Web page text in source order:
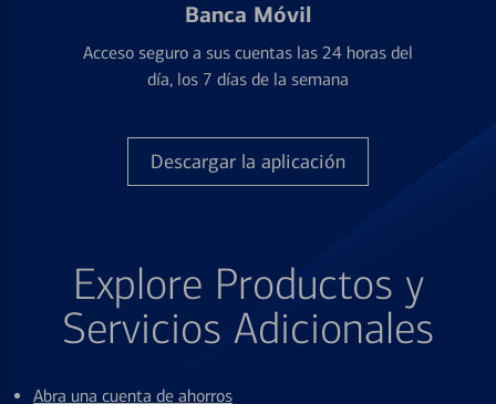
Banca Móvil
Acceso seguro a sus cuentas las 24 horas del
día, los 7 días de la semana
Descargar la aplicación
Explore Productos y
Servicios Adicionales
Abra una cuenta de ahorros